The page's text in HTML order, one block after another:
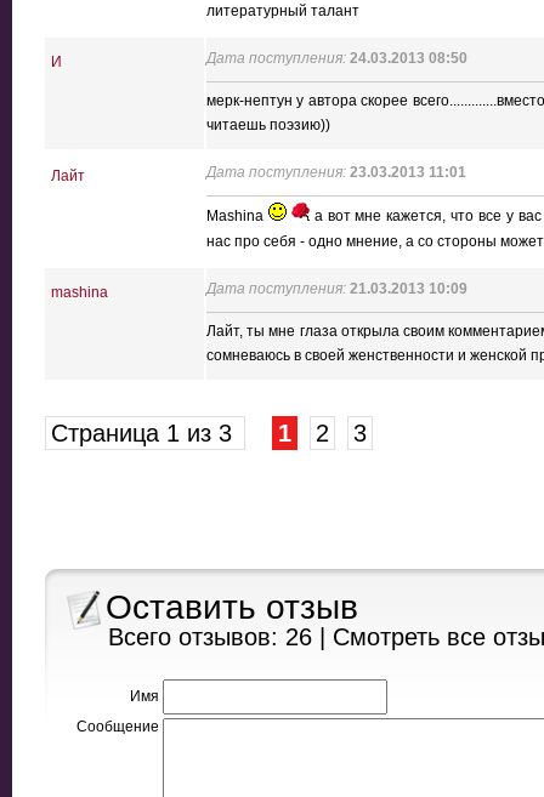
литературный талант
И Дата поступления: 24.03.2013 08:50
мерк-нептун у автора скорее
читаешь поэзию))
Лайт Дата поступления: 23.03.2013 11:01
Mashina
а вот мне кажется, что все у
нас про себя - одно мнение, а со стороны
mashina Дата поступления: 21.03.2013 10:09
Лайт, ты мне глаза открыла своим
сомневаюсь в своей женственности и женской
Страница 1 из 3 1 2 3
Оставить отзыв
Всего отзывов: 26 | Смотреть все
Имя
Сообщение